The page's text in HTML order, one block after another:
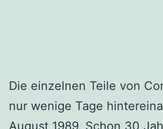
Die einzelnen Teile von
nur wenige Tage